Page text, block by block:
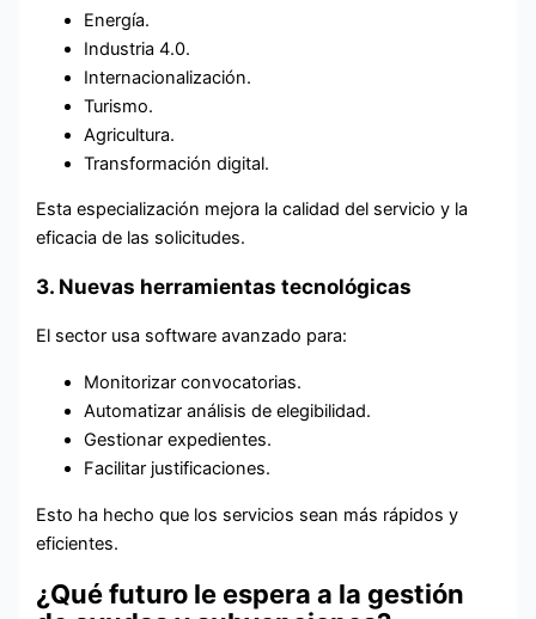
Energía.
Industria 4.0.
Internacionalización.
Turismo.
Agricultura.
Transformación digital.
Esta especialización mejora la calidad del servicio y la
eficacia de las solicitudes.
3. Nuevas herramientas tecnológicas
El sector usa software avanzado para:
Monitorizar convocatorias.
Automatizar análisis de elegibilidad.
Gestionar expedientes.
Facilitar justificaciones.
Esto ha hecho que los servicios sean más rápidos y
eficientes.
¿Qué futuro le espera a la gestión